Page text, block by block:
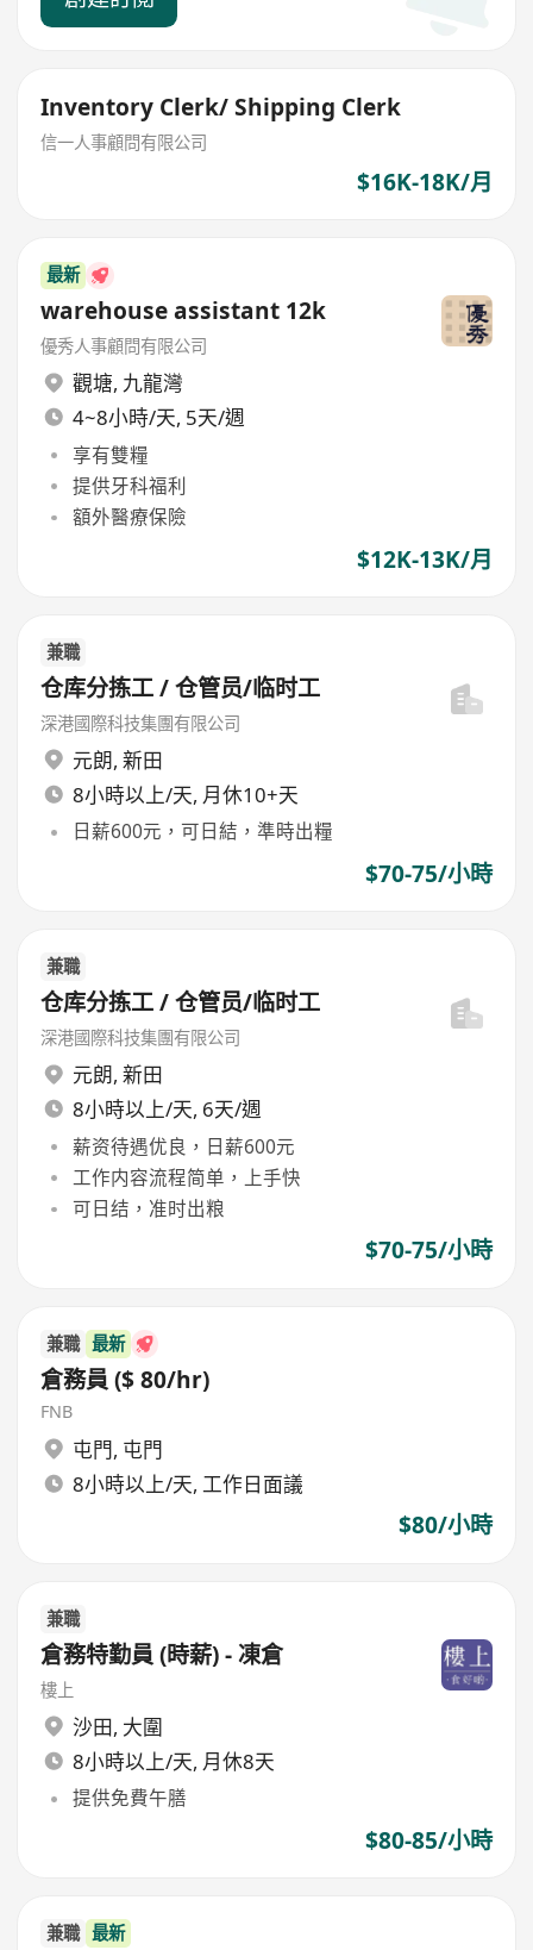
Inventory Clerk/ Shipping Clerk
信一人事顧問有限公司
$16K-18K/月
最新
warehouse assistant 12k
優秀人事顧問有限公司
觀塘, 九龍灣
4~8小時/天, 5天/週
享有雙糧
提供牙科福利
額外醫療保險
$12K-13K/月
兼職
仓库分拣工 / 仓管员/临时工
深港國際科技集團有限公司
元朗, 新田
8小時以上/天, 月休10+天
日薪600元，可日結，準時出糧
$70-75/小時
兼職
仓库分拣工 / 仓管员/临时工
深港國際科技集團有限公司
元朗, 新田
8小時以上/天, 6天/週
薪资待遇优良，日薪600元
工作内容流程简单，上手快
可日结，准时出粮
$70-75/小時
兼職 最新
倉務員 ($ 80/hr)
FNB
屯門, 屯門
8小時以上/天, 工作日面議
$80/小時
兼職
倉務特勤員 (時薪) - 凍倉
樓上
沙田, 大圍
8小時以上/天, 月休8天
提供免費午膳
$80-85/小時
兼職 最新